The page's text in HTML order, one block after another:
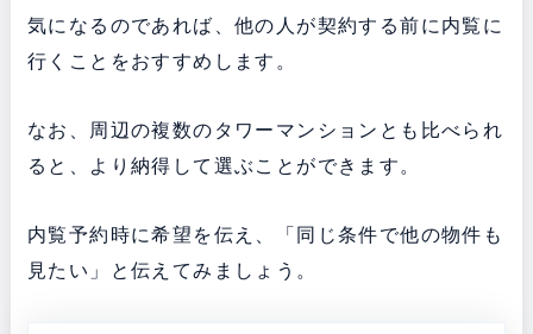
気になるのであれば、他の人が契約する前に内覧に
行くことをおすすめします。
なお、周辺の複数のタワーマンションとも比べられ
ると、より納得して選ぶことができます。
内覧予約時に希望を伝え、「同じ条件で他の物件も
見たい」と伝えてみましょう。